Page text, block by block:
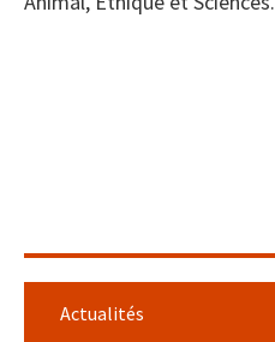
Actualités